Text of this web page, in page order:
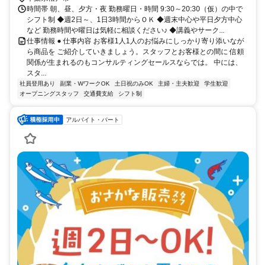
時間帯 朝、昼、夕方・夜 勤務曜日・時間 9:30～20:30（仮）の中で
シフト制 ◆週2日～、1日3時間からＯＫ ◆週末中心や平日夕方中心
など 勤務時間や曜日は気軽に相談ください♪ ◆講義やサーク...
仕事情報 ● 仕事内容 お客様1人1人のお悩みにしっかり寄り添いなが
ら商品を ご紹介していきましょう。スタッフとお客様との間に 信頼
関係が生まれるのもコンサルティングセールスならでは。 中には、
スタ...
社員登用あり 副業・WワークOK 土日祝のみOK 主婦・主夫歓迎
学生歓迎
オープニングスタッフ
交通費支給 シフト制
アルバイト・パート